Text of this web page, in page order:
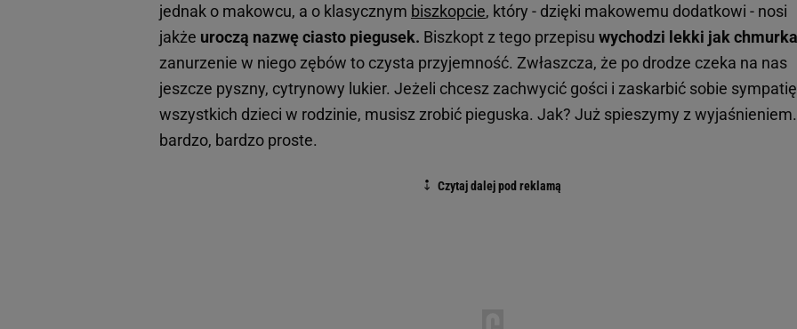
jednak o makowcu, a o klasycznym biszkopcie, który - dzięki makowemu dodatkowi - nosi
jakże uroczą nazwę ciasto piegusek. Biszkopt z tego przepisu wychodzi lekki jak chmurka
zanurzenie w niego zębów to czysta przyjemność. Zwłaszcza, że po drodze czeka na nas
jeszcze pyszny, cytrynowy lukier. Jeżeli chcesz zachwycić gości i zaskarbić sobie sympatię
wszystkich dzieci w rodzinie, musisz zrobić pieguska. Jak? Już spieszymy z
bardzo, bardzo proste.